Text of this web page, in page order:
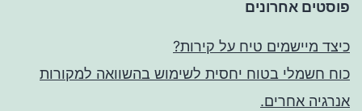
פוסטים אחרונים
כיצד מיישמים טיח על קירות?
כוח חשמלי בטוח יחסית לשימוש בהשוואה למקורות
אנרגיה אחרים.